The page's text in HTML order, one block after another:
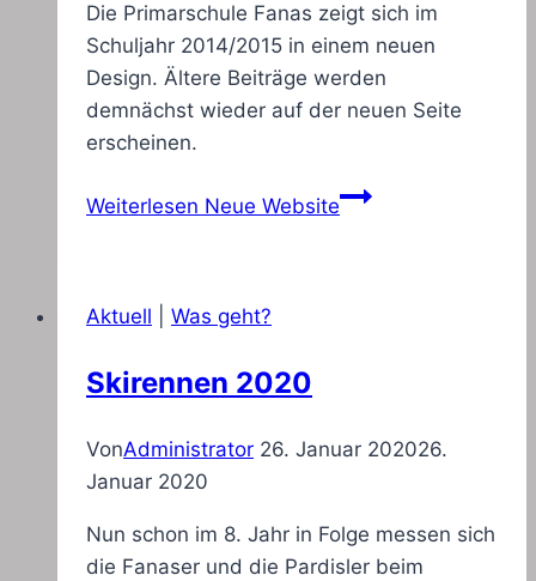
Die Primarschule Fanas zeigt sich im
Schuljahr 2014/2015 in einem neuen
Design. Ältere Beiträge werden
demnächst wieder auf der neuen Seite
erscheinen.
Weiterlesen Neue Website
Aktuell Was geht?
Skirennen 2020
VonAdministrator 26. Januar 202026.
Januar 2020
Nun schon im 8. Jahr in Folge messen sich
die Fanaser und die Pardisler beim